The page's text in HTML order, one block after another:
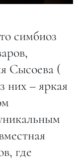
симбиоз
Сысоева (
– яркая
где